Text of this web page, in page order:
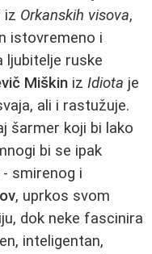
iz Orkanskih visova,
istovremeno i
ljubitelje ruske
Miškin iz Idiota je
ali i rastužuje.
šarmer koji bi lako
bi se ipak
smirenog i
, uprkos svom
dok neke fascinira
inteligentan,